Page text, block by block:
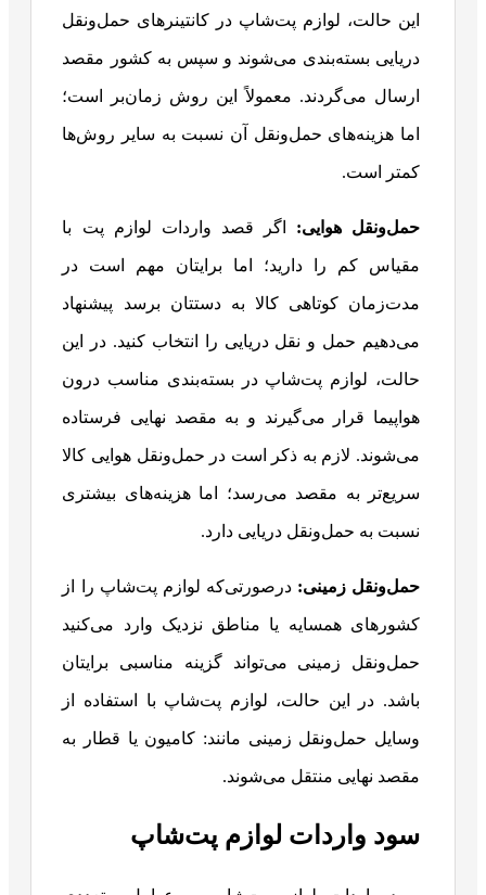
این حالت، لوازم پت‌شاپ در کانتینرهای حمل‌ونقل
دریایی بسته‌بندی می‌شوند و سپس به کشور مقصد
ارسال می‌گردند. معمولاً این روش زمان‌بر است؛
اما هزینه‌های حمل‌ونقل آن نسبت به سایر روش‌ها
کمتر است.
حمل‌ونقل هوایی: اگر قصد واردات لوازم پت با
مقیاس کم را دارید؛ اما برایتان مهم است در
مدت‌زمان کوتاهی کالا به دستتان برسد پیشنهاد
می‌دهیم حمل و نقل دریایی را انتخاب کنید. در این
حالت، لوازم پت‌شاپ در بسته‌بندی مناسب درون
هواپیما قرار می‌گیرند و به مقصد نهایی فرستاده
می‌شوند. لازم به ذکر است در حمل‌ونقل هوایی کالا
سریع‌تر به مقصد می‌رسد؛ اما هزینه‌های بیشتری
نسبت به حمل‌ونقل دریایی دارد.
حمل‌ونقل زمینی: درصورتی‌که لوازم پت‌شاپ را از
کشورهای همسایه یا مناطق نزدیک وارد می‌کنید
حمل‌ونقل زمینی می‌تواند گزینه مناسبی برایتان
باشد. در این حالت، لوازم پت‌شاپ با استفاده از
وسایل حمل‌ونقل زمینی مانند: کامیون یا قطار به
مقصد نهایی منتقل می‌شوند.
سود واردات لوازم پت‌شاپ